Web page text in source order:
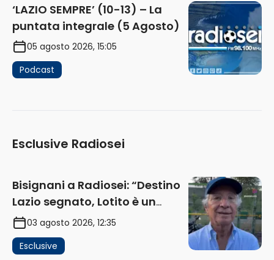
‘LAZIO SEMPRE’ (10-13) – La
puntata integrale (5 Agosto)
05 agosto 2026, 15:05
Podcast
Esclusive Radiosei
Bisignani a Radiosei: “Destino
Lazio segnato, Lotito è un
problema, la chiave sono
Flaminio e politica. La protesta
e gli interessi dei fondi”
03 agosto 2026, 12:35
Esclusive